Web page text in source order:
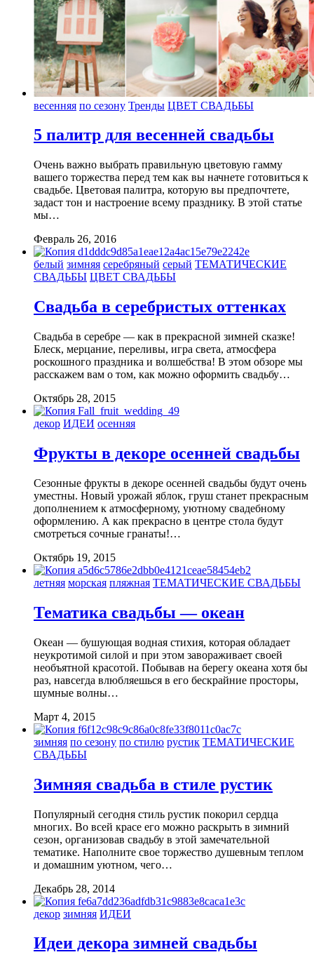
весенняя по сезону Тренды ЦВЕТ СВАДЬБЫ
5 палитр для весенней свадьбы
Очень важно выбрать правильную цветовую гамму
вашего торжества перед тем как вы начнете готовиться к
свадьбе. Цветовая палитра, которую вы предпочтете,
задаст тон и настроение всему празднику. В этой статье
мы…
Февраль 26, 2016
белый зимняя серебряный серый ТЕМАТИЧЕСКИЕ
СВАДЬБЫ ЦВЕТ СВАДЬБЫ
Свадьба в серебристых оттенках
Свадьба в серебре — как в прекрасной зимней сказке!
Блеск, мерцание, переливы, игра света, атмосфера
роскошного праздника и волшебства! В этом обзоре мы
расскажем вам о том, как можно оформить свадьбу…
Октябрь 28, 2015
декор ИДЕИ осенняя
Фрукты в декоре осенней свадьбы
Сезонные фрукты в декоре осенней свадьбы будут очень
уместны. Новый урожай яблок, груш станет прекрасным
дополнением к атмосферному, уютному свадебному
оформлению. А как прекрасно в центре стола будут
смотреться сочные гранаты!…
Октябрь 19, 2015
летняя морская пляжная ТЕМАТИЧЕСКИЕ СВАДЬБЫ
Тематика свадьбы — океан
Океан — бушующая водная стихия, которая обладает
неукротимой силой и при этом завораживает своей
необъятной красотой. Побывав на берегу океана хотя бы
раз, навсегда влюбляешься в его бескрайние просторы,
шумные волны…
Март 4, 2015
зимняя по сезону по стилю рустик ТЕМАТИЧЕСКИЕ
СВАДЬБЫ
Зимняя свадьба в стиле рустик
Популярный сегодня стиль рустик покорил сердца
многих. Во всей красе его можно раскрыть в зимний
сезон, организовав свадьбу в этой замечательной
тематике. Наполните свое торжество душевным теплом
и домашним уютном, чего…
Декабрь 28, 2014
декор зимняя ИДЕИ
Идеи декора зимней свадьбы